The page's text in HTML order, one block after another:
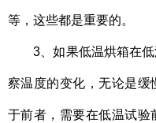
等，这些都是重要的。
3、如果低温烘箱在低
察温度的变化，无论是
于前者，需要在低温试